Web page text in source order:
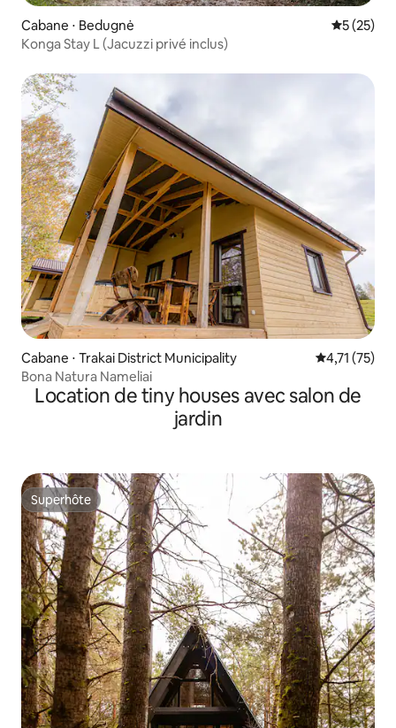
Cabane ⋅ Bedugnė
5 (25)
Konga Stay L (Jacuzzi privé inclus)
Cabane ⋅ Trakai District Municipality Évaluation
4,71 (75)
Bona Natura Nameliai
Location de tiny houses avec salon de
jardin
Superhôte
Superhôte